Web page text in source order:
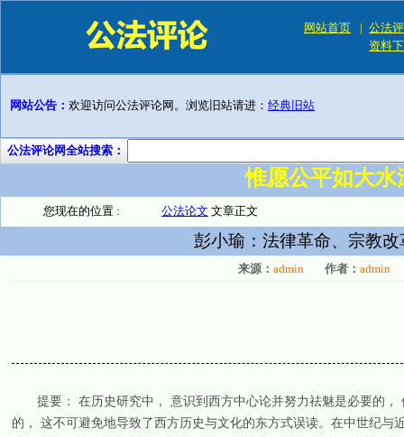
网站首页 | 公法
资料
网站公告： 欢迎访问公法评论网。浏览旧站请进： 经典旧站
公法评论网全站搜索：
惟愿公平如大
您现在的位置 : 公法论文 文章正文
彭小瑜：法律革命、宗教
来源： admin 作者： admin
提要： 在历史研究中， 意识到西方中心论并努力祛魅是必要的
的， 这不可避免地导致了西方历史与文化的东方式误读。在中世纪